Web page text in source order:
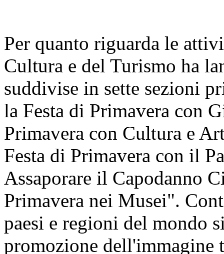
Per quanto riguarda le
Cultura e del Turismo ha
suddivise in sette sezioni
la Festa di Primavera con
Primavera con Cultura e
Festa di Primavera con il
Assaporare il Capodanno
Primavera nei Musei".
paesi e regioni del mondo
promozione dell'immagine